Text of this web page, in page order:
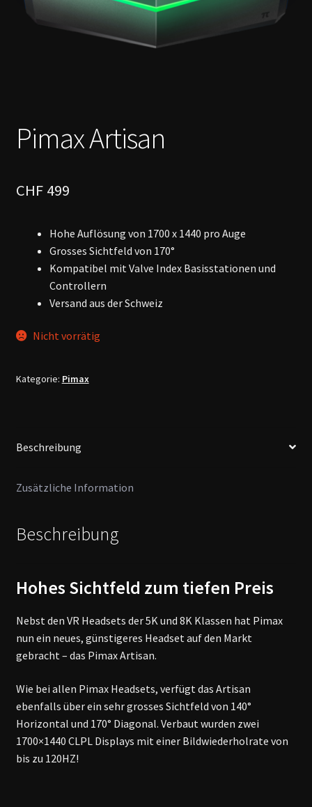
menu
Warenkorb
Pimax Artisan
CHF499
Hohe Auflösung von 1700 x 1440 pro Auge
Grosses Sichtfeld von 170°
Kompatibel mit Valve Index Basisstationen und
Controllern
Versand aus der Schweiz
Nicht vorrätig
Kategorie: Pimax
Beschreibung
Zusätzliche Information
Beschreibung
Hohes Sichtfeld zum tiefen Preis
Nebst den VR Headsets der 5K und 8K Klassen hat Pimax
nun ein neues, günstigeres Headset auf den Markt
gebracht – das Pimax Artisan.
Wie bei allen Pimax Headsets, verfügt das Artisan
ebenfalls über ein sehr grosses Sichtfeld von 140°
Horizontal und 170° Diagonal. Verbaut wurden zwei
1700×1440 CLPL Displays mit einer Bildwiederholrate von
bis zu 120HZ!